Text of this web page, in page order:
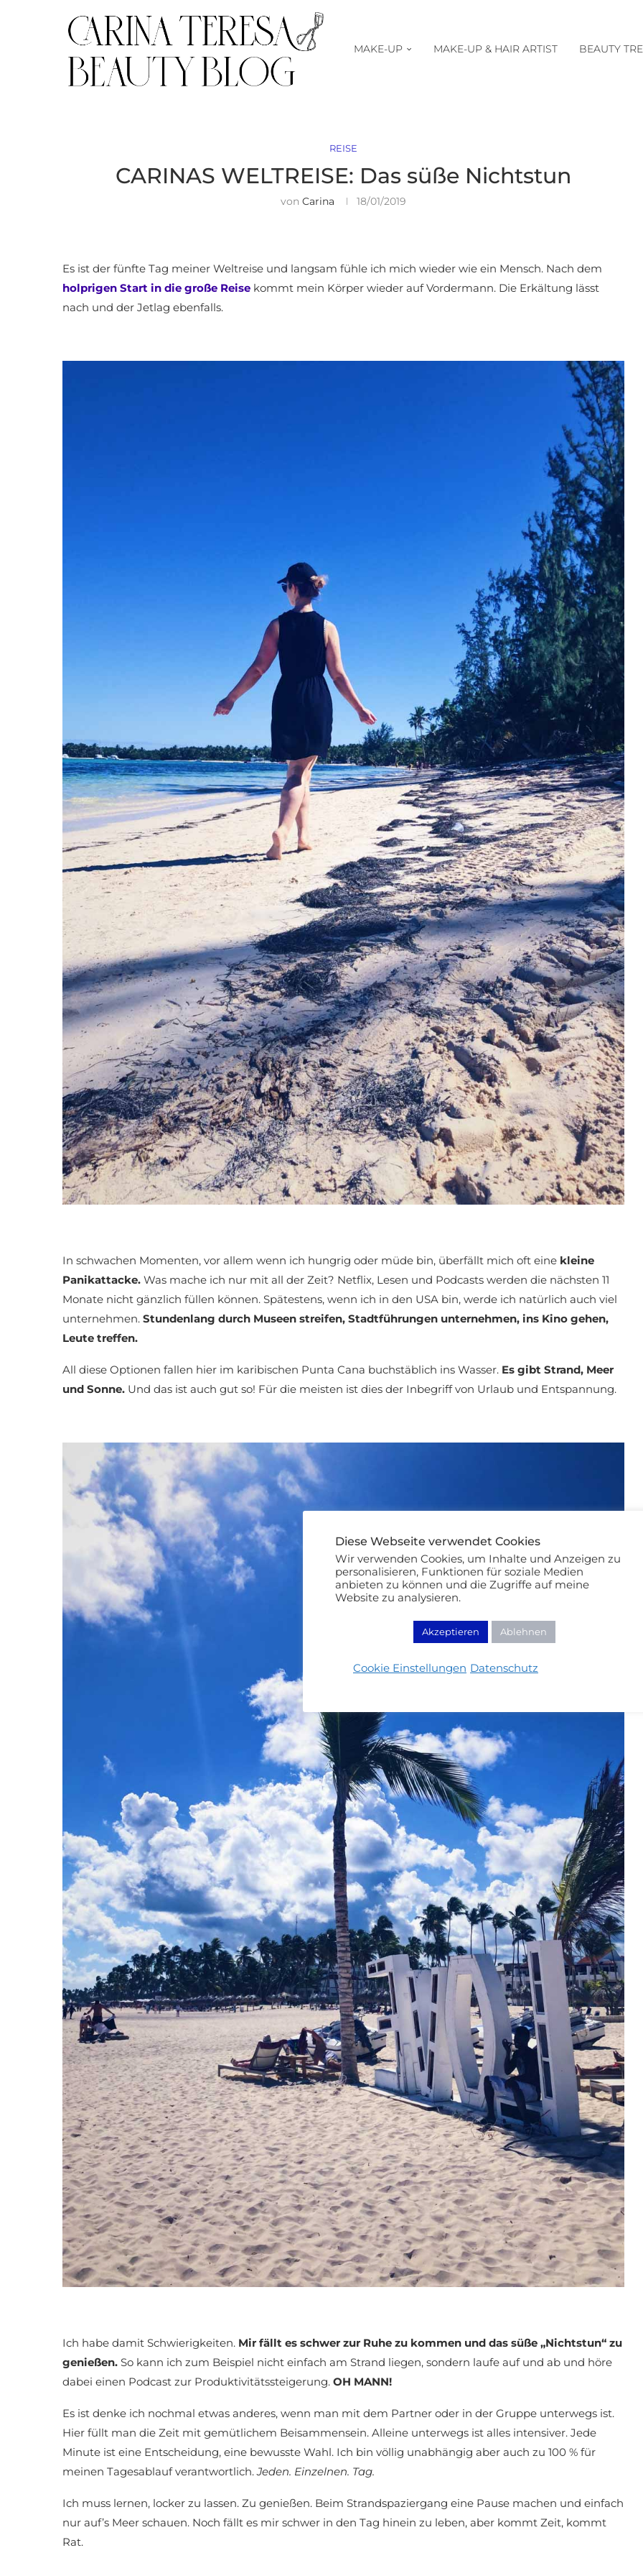
MAKE-UP MAKE-UP & HAIR ARTIST BEAUTY
REISE
CARINAS WELTREISE: Das süße Nichtstun
von Carina 18/01/2019
Es ist der fünfte Tag meiner Weltreise und langsam fühle ich mich wieder wie ein Mensch. Nach dem
holprigen Start in die große Reise kommt mein Körper wieder auf Vordermann. Die Erkältung lässt
nach und der Jetlag ebenfalls.
In schwachen Momenten, vor allem wenn ich hungrig oder müde bin, überfällt mich oft eine kleine
Panikattacke. Was mache ich nur mit all der Zeit? Netflix, Lesen und Podcasts werden die nächsten 11
Monate nicht gänzlich füllen können. Spätestens, wenn ich in den USA bin, werde ich natürlich auch viel
unternehmen. Stundenlang durch Museen streifen, Stadtführungen unternehmen, ins Kino gehen,
Leute treffen.
All diese Optionen fallen hier im karibischen Punta Cana buchstäblich ins Wasser. Es gibt Strand, Meer
und Sonne. Und das ist auch gut so! Für die meisten ist dies der Inbegriff von Urlaub und Entspannung.
Ich habe damit Schwierigkeiten. Mir fällt es schwer zur Ruhe zu kommen und das süße „Nichtstun“ zu
genießen. So kann ich zum Beispiel nicht einfach am Strand liegen, sondern laufe auf und ab und höre
dabei einen Podcast zur Produktivitätssteigerung. OH MANN!
Es ist denke ich nochmal etwas anderes, wenn man mit dem Partner oder in der Gruppe unterwegs ist.
Hier füllt man die Zeit mit gemütlichem Beisammensein. Alleine unterwegs ist alles intensiver. Jede
Minute ist eine Entscheidung, eine bewusste Wahl. Ich bin völlig unabhängig aber auch zu 100 % für
meinen Tagesablauf verantwortlich.Jeden. Einzelnen. Tag.
Ich muss lernen, locker zu lassen. Zu genießen. Beim Strandspaziergang eine Pause machen und einfach
nur auf’s Meer schauen. Noch fällt es mir schwer in den Tag hinein zu leben, aber kommt Zeit, kommt
Rat.
Diese Webseite verwendet Cookies
Wir verwenden Cookies, um Inhalte und Anzeigen zu
personalisieren, Funktionen für soziale Medien
anbieten zu können und die Zugriffe auf meine
Website zu analysieren.
Akzeptieren Ablehnen
Cookie Einstellungen Datenschutz